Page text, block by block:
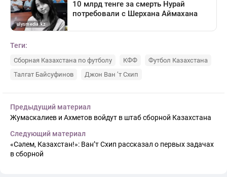
Теги:
Сборная Казахстана по футболу КФФ
Футбол Казахстана
Талгат Байсуфинов
Джон Ван ’т Схип
Предыдущий материал
Жумаскалиев и Ахметов войдут в штаб сборной Казахстана
Следующий материал
«Сәлем, Казахстан!»: Ван’т Схип рассказал о первых задачах
в сборной